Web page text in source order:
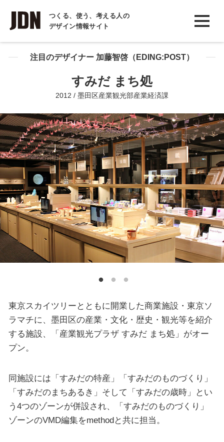
つくる、使う、考える人の
デザイン情報サイト
INTERVIEW
インタビュー
REPORT
COLUMN
注目のデザイナー 加藤智啓（EDING:POST）
すみだ まち処
2012 / 墨田区産業観光部産業経済課
東京スカイツリーとともに開業した商業施設・東京ソ
ラマチに、墨田区の産業・文化・歴史・観光等を紹介
する施設、「産業観光プラザ すみだ まち処」がオー
プン。
同施設には「すみだの特産」「すみだのものづくり」
「すみだのまちあるき」そして「すみだの歳時」とい
う4つのゾーンが併設され、「すみだのものづくり」
ゾーンのVMD編集をmethodと共に担当。